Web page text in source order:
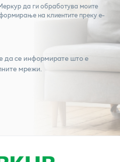
да ги обработува моите
на клиентите преку е-
да се информирате што е
мрежи.